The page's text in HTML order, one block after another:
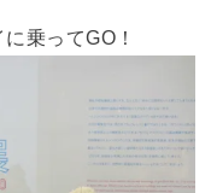
乗ってGO！